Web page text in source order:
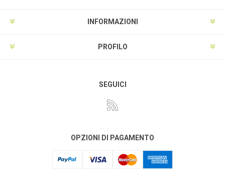
INFORMAZIONI
PROFILO
SEGUICI
OPZIONI DI PAGAMENTO